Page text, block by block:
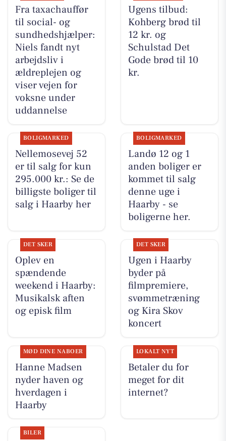
Fra taxachauffør
til social- og
sundhedshjælper:
Niels fandt nyt
arbejdsliv i
ældreplejen og
viser vejen for
voksne under
uddannelse
Ugens tilbud:
Kohberg brød til
12 kr. og
Schulstad Det
Gode brød til 10
kr.
BOLIGMARKED
Nellemosevej 52
er til salg for kun
295.000 kr.: Se de
billigste boliger til
salg i Haarby her
BOLIGMARKED
Landø 12 og 1
anden boliger er
kommet til salg
denne uge i
Haarby - se
boligerne her.
DET SKER
Oplev en
spændende
weekend i Haarby:
Musikalsk aften
og episk film
DET SKER
Ugen i Haarby
byder på
filmpremiere,
svømmetræning
og Kira Skov
koncert
MØD DINE NABOER
Hanne Madsen
nyder haven og
hverdagen i
Haarby
LOKALT NYT
Betaler du for
meget for dit
internet?
BILER